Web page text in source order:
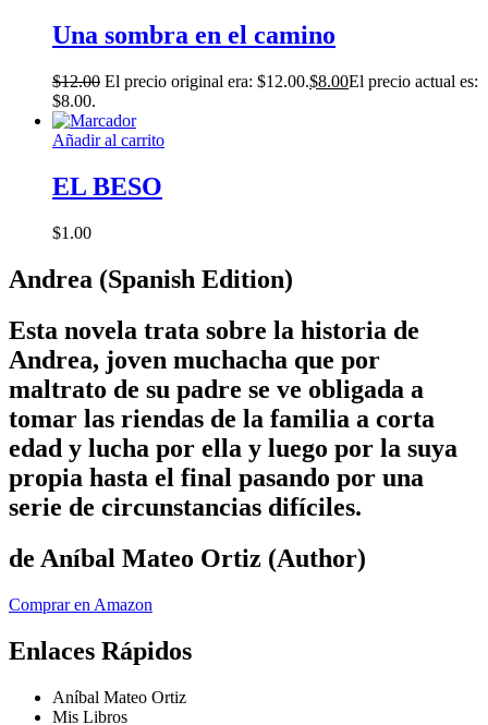
Una sombra en el camino
$12.00 El precio original era: $12.00.$8.00El precio actual es:
$8.00.
Añadir al carrito
EL BESO
$1.00
Andrea (Spanish Edition)
Esta novela trata sobre la historia de
Andrea, joven muchacha que por
maltrato de su padre se ve obligada a
tomar las riendas de la familia a corta
edad y lucha por ella y luego por la suya
propia hasta el final pasando por una
serie de circunstancias difíciles.
de Aníbal Mateo Ortiz (Author)
Comprar en Amazon
Enlaces Rápidos
Aníbal Mateo Ortiz
Mis Libros